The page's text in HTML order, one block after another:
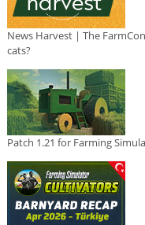
News Harvest | The
cats?
Patch 1.21 for Farming